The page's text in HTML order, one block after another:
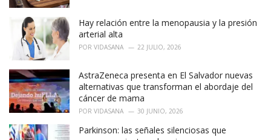
Hay relación entre la menopausia y la presión
arterial alta
POR VIDASANA 22 JULIO, 2026
AstraZeneca presenta en El Salvador nuevas
alternativas que transforman el abordaje del
cáncer de mama
POR VIDASANA 30 JUNIO, 2026
Parkinson: las señales silenciosas que